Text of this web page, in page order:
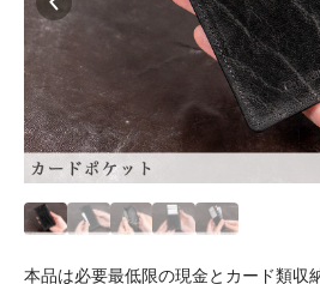
本品は必要最低限の現金とカード類収